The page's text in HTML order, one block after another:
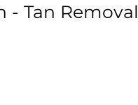
- Tan Removal